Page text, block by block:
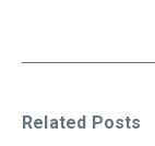
Related Posts